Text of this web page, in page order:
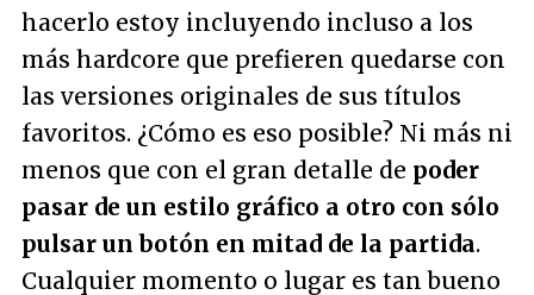
hacerlo estoy incluyendo incluso a los
más hardcore que prefieren quedarse con
las versiones originales de sus títulos
favoritos. ¿Cómo es eso posible? Ni más ni
menos que con el gran detalle de poder
pasar de un estilo gráfico a otro con sólo
pulsar un botón en mitad de la partida.
Cualquier momento o lugar es tan bueno